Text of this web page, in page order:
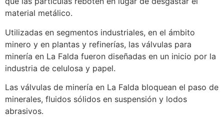
material metálico.
Utilizadas en segmentos industriales, en el ámbito
minero y en plantas y refinerías, las válvulas para
minería en La Falda fueron diseñadas en un inicio por la
industria de celulosa y papel.
Las válvulas de minería en La Falda bloquean el paso de
minerales, fluidos sólidos en suspensión y lodos
abrasivos.